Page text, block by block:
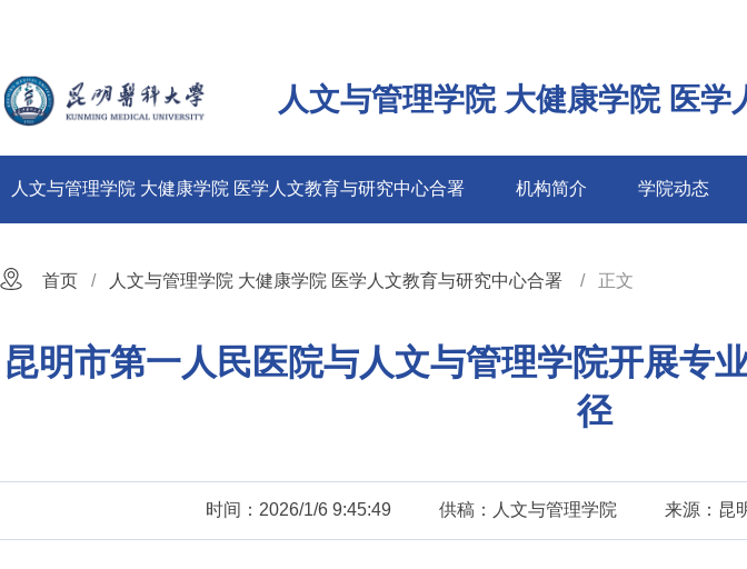
人文与管理学院 大健康学院 医
人文与管理学院 大健康学院 医学人文教育与研究中心合署 机构简介 学院动态
首页 人文与管理学院 大健康学院 医学人文教育与研究中心合署 正文
昆明市第一人民医院与人文与管理学院开展专
径
时间：2026/1/6 9:45:49 供稿：人文与管理学院 来源：昆